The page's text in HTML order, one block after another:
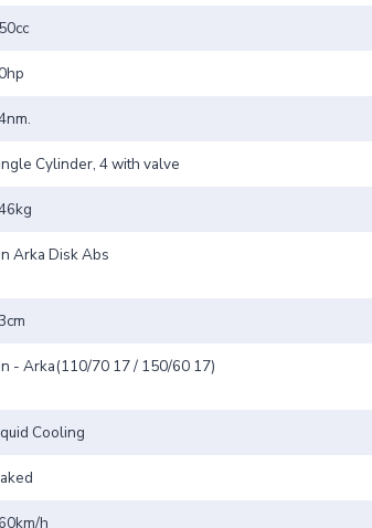
Cylinder, 4 with valve
Arka Disk Abs
- Arka(110/70 17 / 150/60 17)
Cooling
h